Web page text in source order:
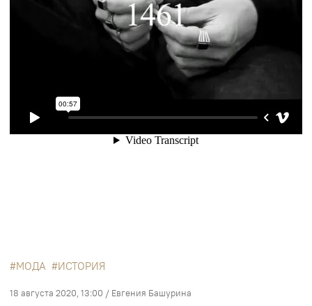
МОДА ИСТОРИЯ
18 августа 2020, 13:00 / Евгения Башурина